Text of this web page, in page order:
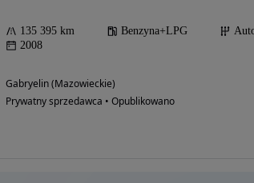
135 395 km Benzyna+LPG
2008
Gabryelin (Mazowieckie)
Prywatny sprzedawca • Opublikowano